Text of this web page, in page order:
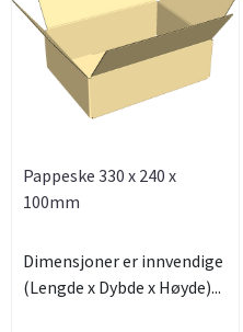
Pappeske 330 x 240 x
100mm
Dimensjoner er innvendige
(Lengde x Dybde x Høyde)...